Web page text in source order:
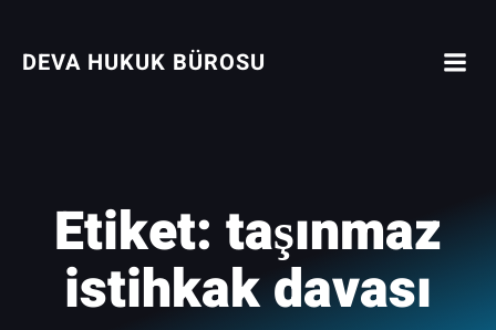
DEVA HUKUK BÜROSU
Etiket: taşınmaz
istihkak davası